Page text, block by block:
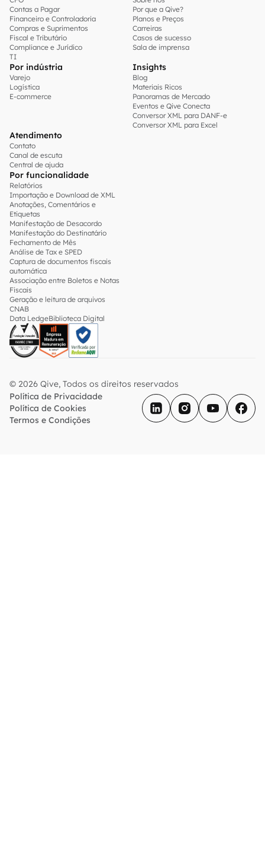
Contas a Pagar
Financeiro e Controladoria
Compras e Suprimentos
Fiscal e Tributário
Compliance e Jurídico
TI
Por que a Qive?
Planos e Preços
Carreiras
Casos de sucesso
Sala de imprensa
Por indústria
Varejo
Logística
E-commerce
Insights
Blog
Materiais Ricos
Panoramas de Mercado
Eventos e Qive Conecta
Conversor XML para DANF-e
Conversor XML para Excel
Atendimento
Contato
Canal de escuta
Central de ajuda
Por funcionalidade
Relatórios
Importação e Download de XML
Anotações, Comentários e
Etiquetas
Manifestação de Desacordo
Manifestação do Destinatário
Fechamento de Mês
Análise de Tax e SPED
Captura de documentos fiscais
automática
Associação entre Boletos e Notas
Fiscais
Geração e leitura de arquivos
CNAB
Data LedgeBiblioteca Digital
© 2026 Qive, Todos os direitos reservados
Política de Privacidade
Política de Cookies
Termos e Condições